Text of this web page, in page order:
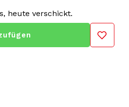
heute verschickt.